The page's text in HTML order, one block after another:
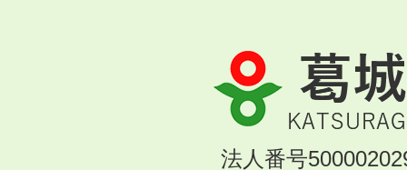
葛
城
市
KATSURAGI
法人番号